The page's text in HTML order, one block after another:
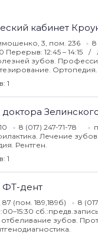
кабинет
3, пом. 236
8
Перерыв: 12:45 – 14:15
зубов.
1
8 (017) 247-71-78
Лечение
Рентген.
1
ФТ-дент
(пом. 189,189б) 8
сб.:предв.запись
отбеливание зубов.